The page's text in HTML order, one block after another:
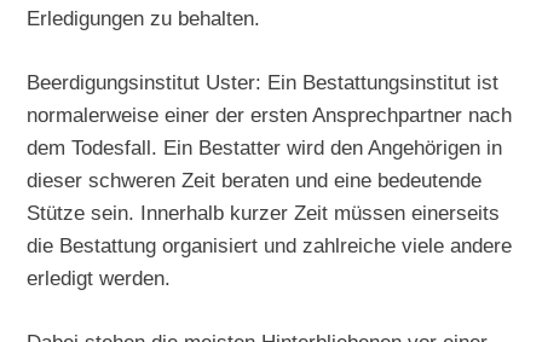
Erledigungen zu behalten.
Beerdigungsinstitut Uster: Ein Bestattungsinstitut ist
normalerweise einer der ersten Ansprechpartner nach
dem Todesfall. Ein Bestatter wird den Angehörigen in
dieser schweren Zeit beraten und eine bedeutende
Stütze sein. Innerhalb kurzer Zeit müssen einerseits
die Bestattung organisiert und zahlreiche viele andere
erledigt werden.